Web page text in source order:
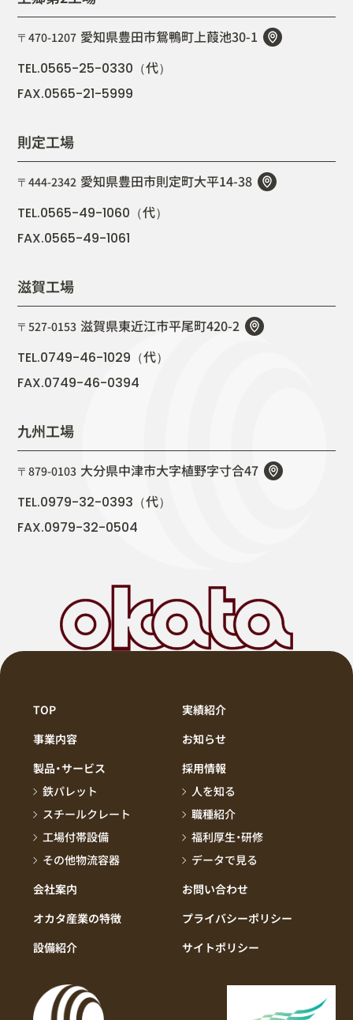
〒470-1207 愛知県豊田市鴛鴨町上葭池30-1
TEL.0565-25-0330（代）
FAX.0565-21-5999
則定工場
〒444-2342 愛知県豊田市則定町大平14-38
TEL.0565-49-1060（代）
FAX.0565-49-1061
滋賀工場
〒527-0153 滋賀県東近江市平尾町420-2
TEL.0749-46-1029（代）
FAX.0749-46-0394
九州工場
〒879-0103 大分県中津市大字植野字寸合47
TEL.0979-32-0393（代）
FAX.0979-32-0504
TOP
事業内容
製品・サービス
鉄パレット
スチールクレート
工場付帯設備
その他物流容器
会社案内
オカタ産業の特徴
設備紹介
実績紹介
お知らせ
採用情報
人を知る
職種紹介
福利厚生・研修
データで見る
お問い合わせ
プライバシーポリシー
サイトポリシー